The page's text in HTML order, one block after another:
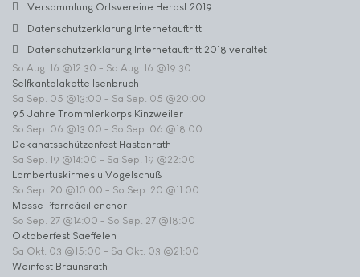
Versammlung Ortsvereine Herbst 2019
Datenschutzerklärung Internetauftritt
Datenschutzerklärung Internetauftritt 2018 veraltet
So Aug. 16 @12:30 - So Aug. 16 @19:30
Selfkantplakette Isenbruch
Sa Sep. 05 @13:00 - Sa Sep. 05 @20:00
95 Jahre Trommlerkorps Kinzweiler
So Sep. 06 @13:00 - So Sep. 06 @18:00
Dekanatsschützenfest Hastenrath
Sa Sep. 19 @14:00 - Sa Sep. 19 @22:00
Lambertuskirmes u Vogelschuß
So Sep. 20 @10:00 - So Sep. 20 @11:00
Messe Pfarrcäcilienchor
So Sep. 27 @14:00 - So Sep. 27 @18:00
Oktoberfest Saeffelen
Sa Okt. 03 @15:00 - Sa Okt. 03 @21:00
Weinfest Braunsrath